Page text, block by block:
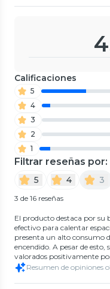
Calificaciones
5
4
3
2
1
Filtrar reseñas por:
5 4 3
3 de 16 reseñas
El producto destaca por su
efectivo para calentar
presenta un alto consumo
encendido. A pesar de esto,
valorados positivamente
Resumen de opiniones